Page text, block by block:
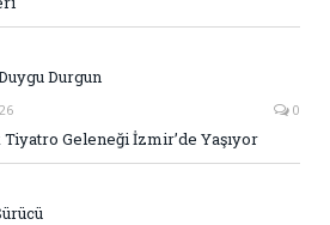
Durgun
0
Tiyatro Geleneği İzmir’de Yaşıyor